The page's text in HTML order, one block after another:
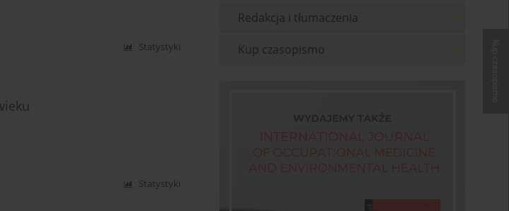
Statystyki
Statystyki
Redakcja i tłumaczenia
Kup czasopismo